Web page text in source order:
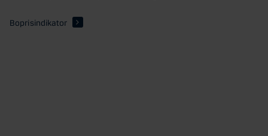
Boprisindikator